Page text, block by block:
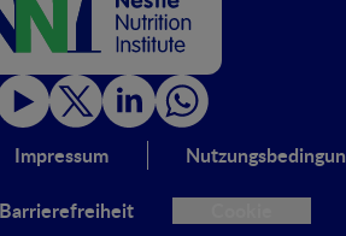
Impressum